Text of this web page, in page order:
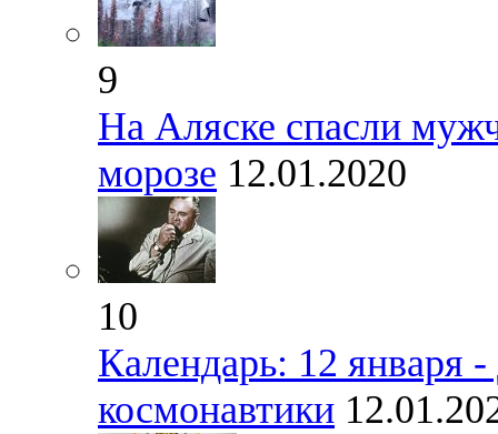
9
На Аляске спасли
морозе 12.01.2020
10
Календарь: 12 января
космонавтики